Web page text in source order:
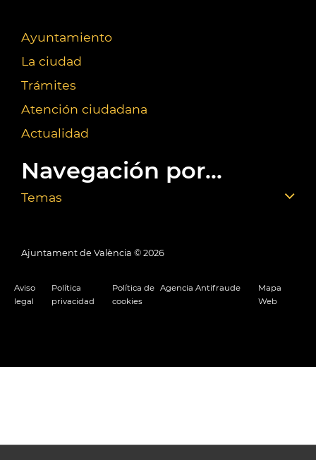
Ayuntamiento
La ciudad
Trámites
Atención ciudadana
Actualidad
Navegación por...
Temas
Ajuntament de València © 2026
Aviso
legal
Política
privacidad
Política de
cookies
Agencia Antifraude
Mapa
Web